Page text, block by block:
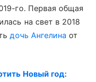
го. Первая общая
на свет в 2018
дочь Ангелина от
Новый год: